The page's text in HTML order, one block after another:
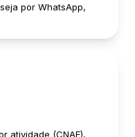
por WhatsApp,
atividade (CNAE),